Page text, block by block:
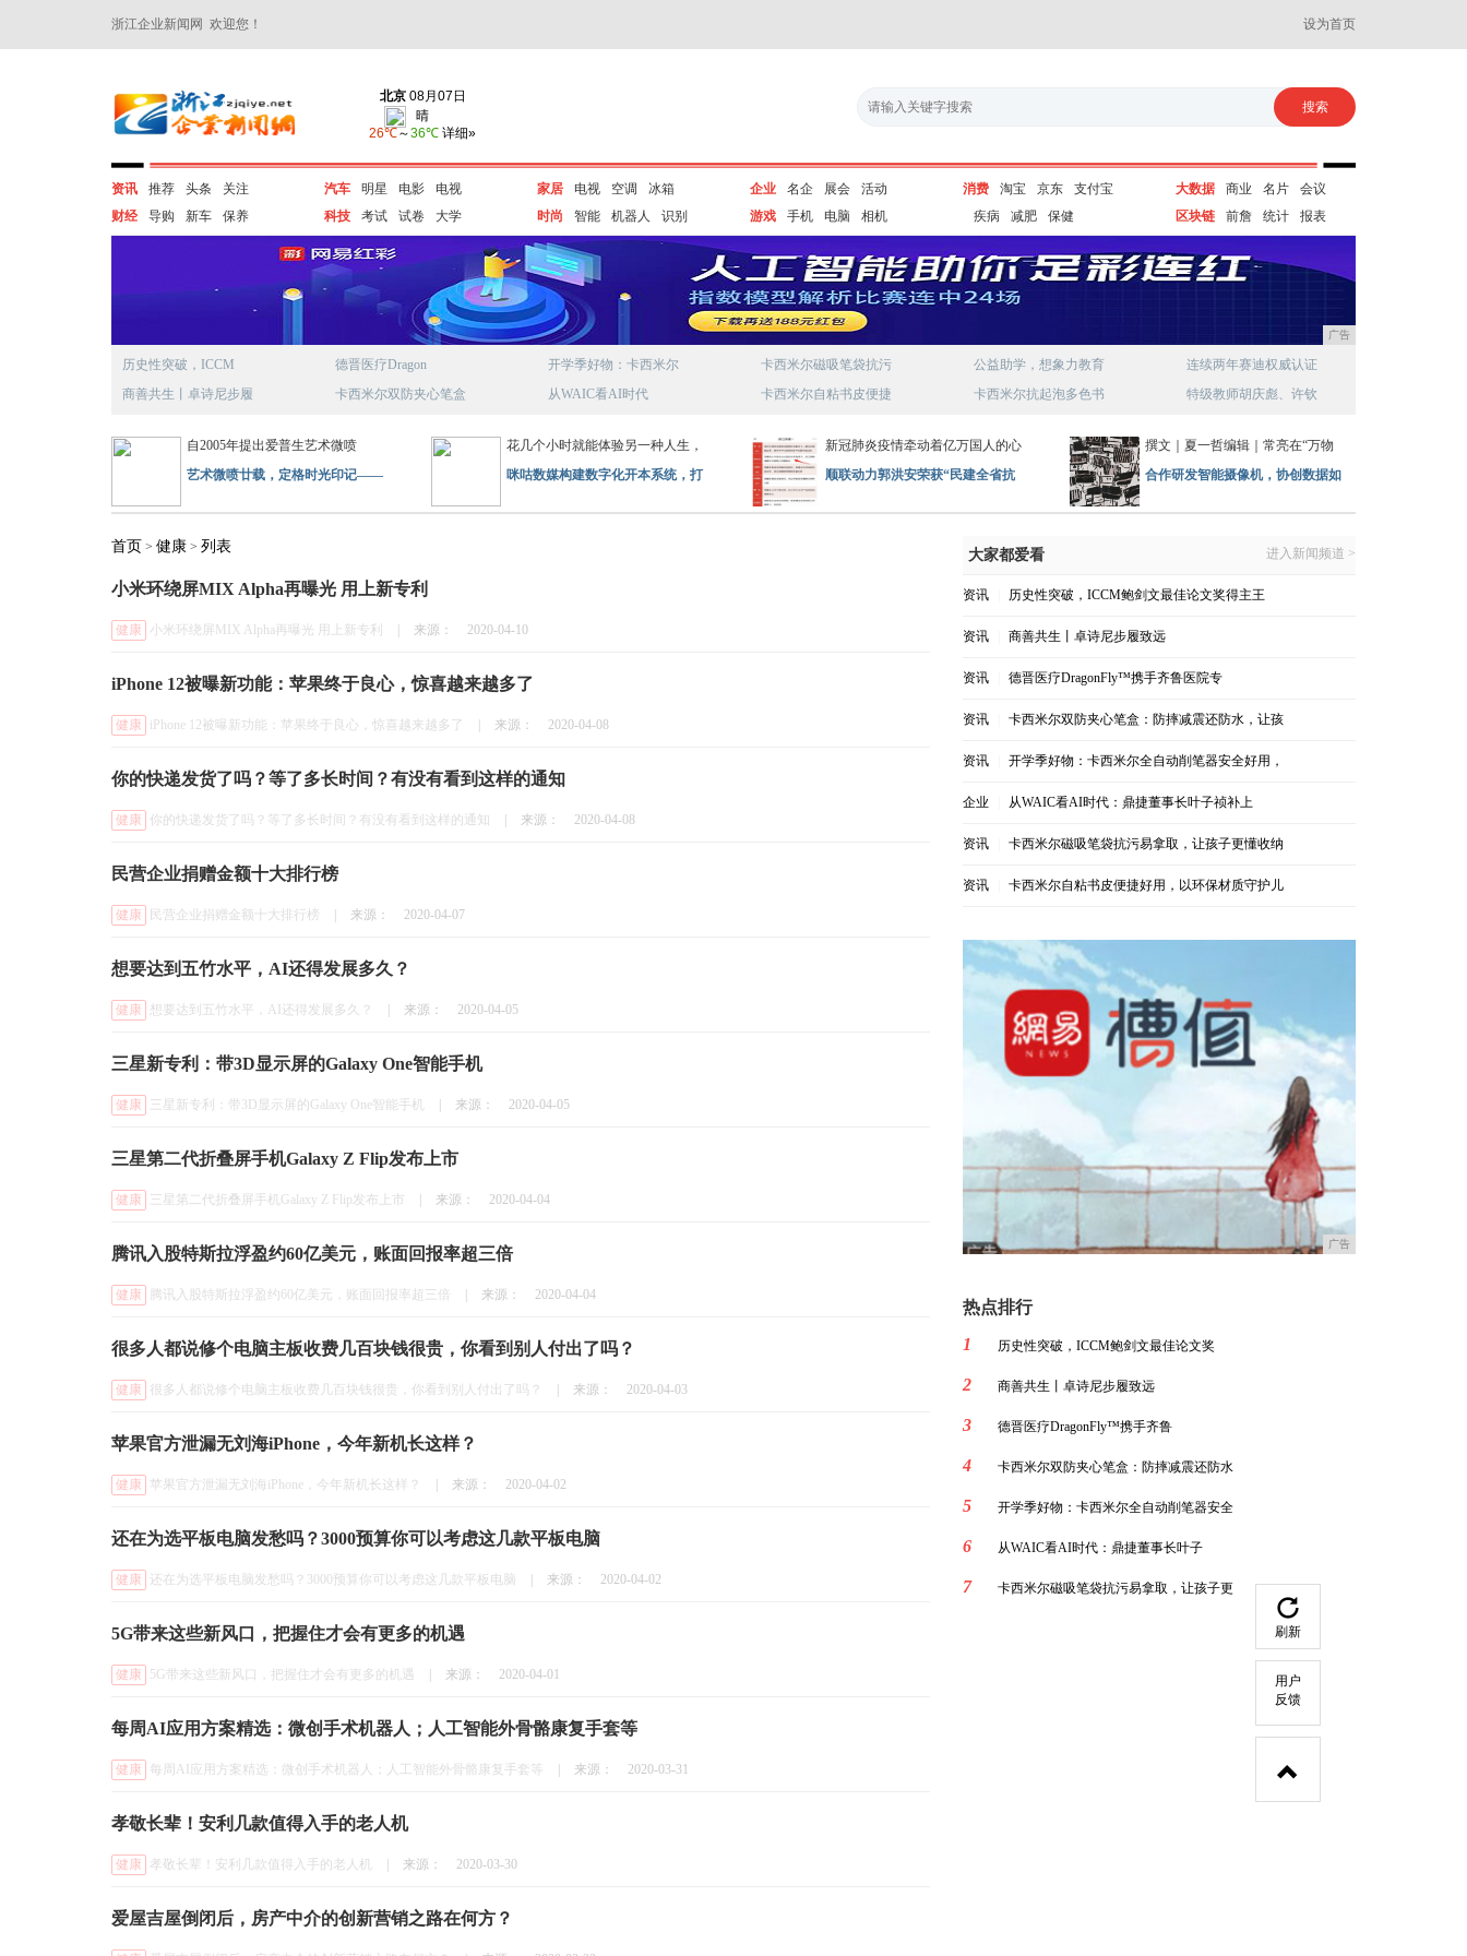
浙江企业新闻网 欢迎您！ 设为首页
资讯 推荐 头条
关注
财经
导购 新车 保养
汽车 明星 电影
电视
科技
考试 试卷 大学
家居 电视 空调
冰箱
时尚
智能 机器人 识别
企业 名企 展会
活动
游戏
手机 电脑 相机
消费 淘宝 京东
支付宝
疾病
减肥 保健
大数据 商业 名片
会议
区块链
前詹 统计 报表
广告
历史性突破，ICCM
商善共生丨卓诗尼步履
德晋医疗Dragon
卡西米尔双防夹心笔盒
开学季好物：卡西米尔
从WAIC看AI时代
卡西米尔磁吸笔袋抗污
卡西米尔自粘书皮便捷
公益助学，想象力教育
卡西米尔抗起泡多色书
连续两年赛迪权威认证
特级教师胡庆彪、许钦
自2005年提出爱普生艺术微喷
艺术微喷廿载，定格时光印记——
花几个小时就能体验另一种人生，
咪咕数媒构建数字化开本系统，打
新冠肺炎疫情牵动着亿万国人的心
顺联动力郭洪安荣获“民建全省抗
撰文｜夏一哲编辑｜常亮在“万物
合作研发智能摄像机，协创数据如
首页 > 健康 > 列表
小米环绕屏MIX Alpha再曝光 用上新专利
健康 小米环绕屏MIX Alpha再曝光 用上新专利 来源： 2020-04-10
iPhone 12被曝新功能：苹果终于良心，惊喜越来越多了
健康 iPhone 12被曝新功能：苹果终于良心，惊喜越来越多了 来源： 2020-04-08
你的快递发货了吗？等了多长时间？有没有看到这样的通知
健康 你的快递发货了吗？等了多长时间？有没有看到这样的通知 来源： 2020-04-08
民营企业捐赠金额十大排行榜
健康 民营企业捐赠金额十大排行榜 来源： 2020-04-07
想要达到五竹水平，AI还得发展多久？
健康 想要达到五竹水平，AI还得发展多久？ 来源： 2020-04-05
三星新专利：带3D显示屏的Galaxy One智能手机
健康 三星新专利：带3D显示屏的Galaxy One智能手机 来源： 2020-04-05
三星第二代折叠屏手机Galaxy Z Flip发布上市
健康 三星第二代折叠屏手机Galaxy Z Flip发布上市 来源： 2020-04-04
腾讯入股特斯拉浮盈约60亿美元，账面回报率超三倍
健康 腾讯入股特斯拉浮盈约60亿美元，账面回报率超三倍 来源： 2020-04-04
很多人都说修个电脑主板收费几百块钱很贵，你看到别人付出了吗？
健康 很多人都说修个电脑主板收费几百块钱很贵，你看到别人付出了吗？ 来源： 2020-04-03
苹果官方泄漏无刘海iPhone，今年新机长这样？
健康 苹果官方泄漏无刘海iPhone，今年新机长这样？ 来源： 2020-04-02
还在为选平板电脑发愁吗？3000预算你可以考虑这几款平板电脑
健康 还在为选平板电脑发愁吗？3000预算你可以考虑这几款平板电脑 来源： 2020-04-02
5G带来这些新风口，把握住才会有更多的机遇
健康 5G带来这些新风口，把握住才会有更多的机遇 来源： 2020-04-01
每周AI应用方案精选：微创手术机器人；人工智能外骨骼康复手套等
健康 每周AI应用方案精选：微创手术机器人；人工智能外骨骼康复手套等 来源： 2020-03-31
孝敬长辈！安利几款值得入手的老人机
健康 孝敬长辈！安利几款值得入手的老人机 来源： 2020-03-30
爱屋吉屋倒闭后，房产中介的创新营销之路在何方？
大家都爱看 进入新闻频道 >
资讯 历史性突破，ICCM鲍剑文最佳论文奖得主王
资讯 商善共生丨卓诗尼步履致远
资讯 德晋医疗DragonFly™携手齐鲁医院专
资讯 卡西米尔双防夹心笔盒：防摔减震还防水，让孩
资讯 开学季好物：卡西米尔全自动削笔器安全好用，
企业 从WAIC看AI时代：鼎捷董事长叶子祯补上
资讯 卡西米尔磁吸笔袋抗污易拿取，让孩子更懂收纳
资讯 卡西米尔自粘书皮便捷好用，以环保材质守护儿
广告
热点排行
1
历史性突破，ICCM鲍剑文最佳论文奖
2 商善共生丨卓诗尼步履致远
3 德晋医疗DragonFly™携手齐鲁
4 卡西米尔双防夹心笔盒：防摔减震还防水
5 开学季好物：卡西米尔全自动削笔器安全
6 从WAIC看AI时代：鼎捷董事长叶子
7 卡西米尔磁吸笔袋抗污易拿取，让孩子更
刷新
用户
反馈